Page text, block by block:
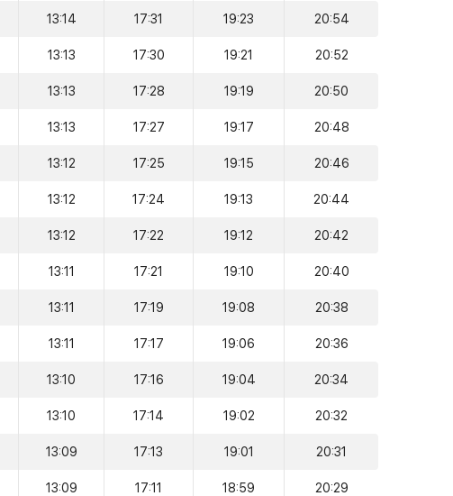
13:14 17:31 19:23 20:54
13:13 17:30 19:21 20:52
13:13 17:28 19:19 20:50
13:13 17:27 19:17 20:48
13:12 17:25 19:15 20:46
13:12 17:24 19:13 20:44
13:12 17:22 19:12 20:42
13:11 17:21 19:10 20:40
13:11 17:19 19:08 20:38
13:11 17:17 19:06 20:36
13:10 17:16 19:04 20:34
13:10 17:14 19:02 20:32
13:09 17:13 19:01 20:31
13:09 17:11 18:59 20:29